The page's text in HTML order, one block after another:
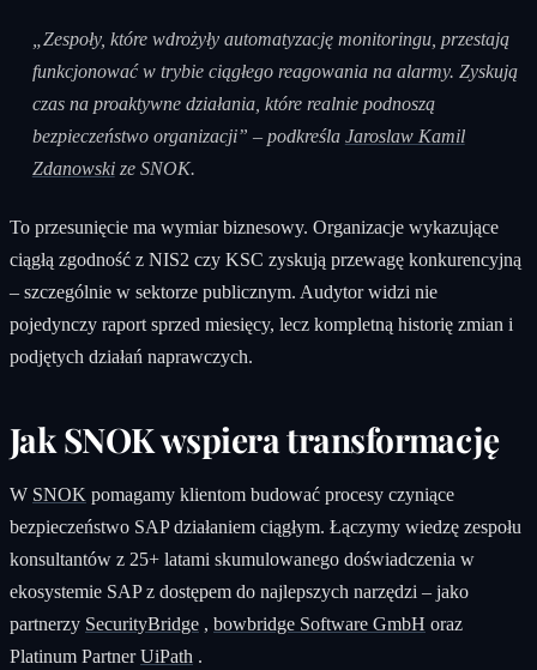
„Zespoły, które wdrożyły automatyzację monitoringu, przestają
funkcjonować w trybie ciągłego reagowania na alarmy. Zyskują
czas na proaktywne działania, które realnie podnoszą
bezpieczeństwo organizacji” – podkreśla Jaroslaw Kamil
Zdanowskize SNOK.
To przesunięcie ma wymiar biznesowy. Organizacje wykazujące
ciągłą zgodność z NIS2 czy KSC zyskują przewagę konkurencyjną
– szczególnie w sektorze publicznym. Audytor widzi nie
pojedynczy raport sprzed miesięcy, lecz kompletną historię zmian i
podjętych działań naprawczych.
Jak SNOK wspiera transformację
W SNOK pomagamy klientom budować procesy czyniące
bezpieczeństwo SAP działaniem ciągłym. Łączymy wiedzę zespołu
konsultantów z 25+ latami skumulowanego doświadczenia w
ekosystemie SAP z dostępem do najlepszych narzędzi – jako
partnerzy SecurityBridge , bowbridge Software GmbH oraz
Platinum PartnerUiPath .